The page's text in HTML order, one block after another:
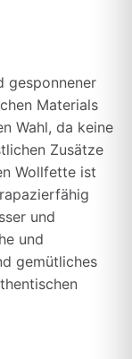
gesponnener
Materials
Wahl, da keine
Zusätze
Wollfette ist
und
und
gemütliches